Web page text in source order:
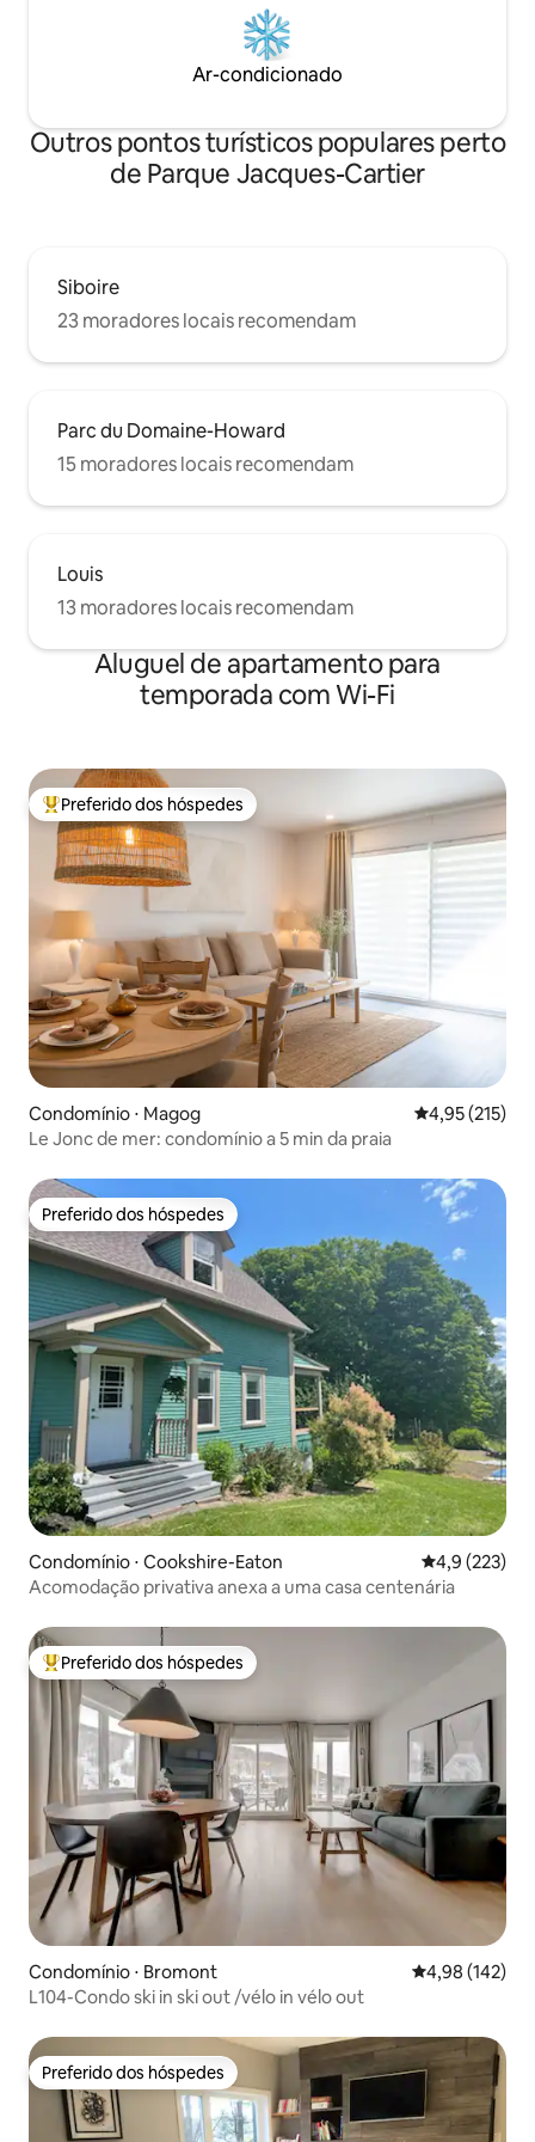
Ar-condicionado
Outros pontos turísticos populares perto
de Parque Jacques-Cartier
Siboire
23 moradores locais recomendam
Parc du Domaine-Howard
15 moradores locais recomendam
Louis
13 moradores locais recomendam
Aluguel de apartamento para
temporada com Wi-Fi
Entre os melhores preferidos dos hóspedes
Preferido dos hóspedes
Condomínio ⋅ Magog 4,95 de uma
4,95 (215)
Le Jonc de mer: condomínio a 5 min da praia
Preferido dos hóspedes
Preferido dos hóspedes
Condomínio ⋅ Cookshire-Eaton 4,9 de uma
4,9 (223)
Acomodação privativa anexa a uma casa centenária
Entre os melhores preferidos dos hóspedes
Preferido dos hóspedes
Condomínio ⋅ Bromont 4,98 de uma
4,98 (142)
L104-Condo ski in ski out /vélo in vélo out
Preferido dos hóspedes
Preferido dos hóspedes